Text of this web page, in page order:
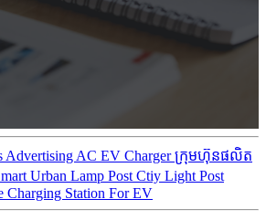
Advertising AC EV Charger ក្រុមហ៊ុនផលិត
Urban Lamp Post Ctiy Light Post
Charging Station For EV